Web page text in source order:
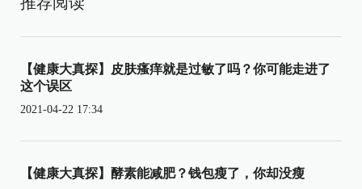
【健康大真探】皮肤瘙痒就是过敏了吗？你可能走进了
这个误区
2021-04-22 17:34
【健康大真探】酵素能减肥？钱包瘦了，你却没瘦